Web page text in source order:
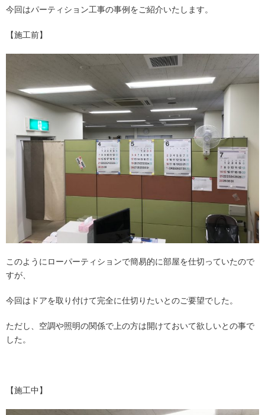
今回はパーティション工事の事例をご紹介いたします。
【施工前】
このようにローパーティションで簡易的に部屋を仕切っていたので
すが、
今回はドアを取り付けて完全に仕切りたいとのご要望でした。
ただし、空調や照明の関係で上の方は開けておいて欲しいとの事で
した。
【施工中】